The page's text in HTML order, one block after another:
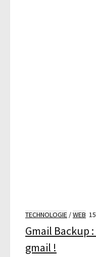
TECHNOLOGIE /WEB
Gmail Backup
gmail !